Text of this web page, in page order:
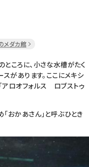
メダカ館
ころに、小さな水槽がたく
があります。ここにメキシ
ロオフォルス ロブストゥ
おかあさん」と呼ぶひとき